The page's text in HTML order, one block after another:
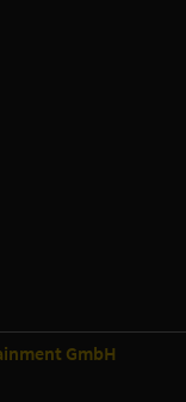
GmbH